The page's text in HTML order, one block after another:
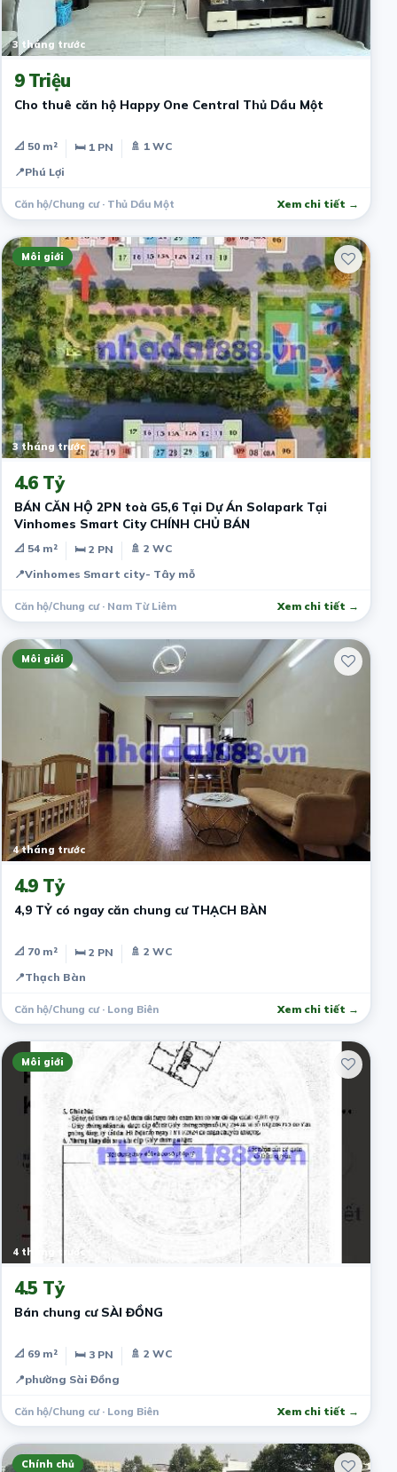
3 tháng trước
9 Triệu
Cho thuê căn hộ Happy One Central Thủ Dầu Một
📐 50 m² 🛏 1 PN
🚿 1 WC
📍Phú Lợi
Căn hộ/Chung cư · Thủ Dầu Một Xem chi tiết →
Môi giới
3 tháng trước
4.6 Tỷ
BÁN CĂN HỘ 2PN toà G5,6 Tại Dự Án Solapark Tại
Vinhomes Smart City CHÍNH CHỦ BÁN
📐 54 m² 🛏 2 PN
🚿 2 WC
📍Vinhomes Smart city- Tây mỗ
Căn hộ/Chung cư · Nam Từ Liêm Xem chi tiết →
Môi giới
4 tháng trước
4.9 Tỷ
4,9 TỶ có ngay căn chung cư THẠCH BÀN
📐 70 m² 🛏 2 PN
🚿 2 WC
📍Thạch Bàn
Căn hộ/Chung cư · Long Biên Xem chi tiết →
Môi giới
4 tháng trước
4.5 Tỷ
Bán chung cư SÀI ĐỒNG
📐 69 m² 🛏 3 PN
🚿 2 WC
📍phường Sài Đồng
Căn hộ/Chung cư · Long Biên Xem chi tiết →
Chính chủ